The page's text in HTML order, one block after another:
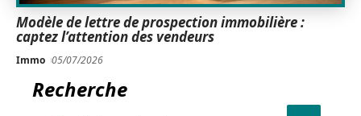
Modèle de lettre de prospection immobilière :
captez l’attention des vendeurs
Immo 05/07/2026
Recherche